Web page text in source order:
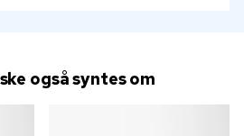
også syntes om